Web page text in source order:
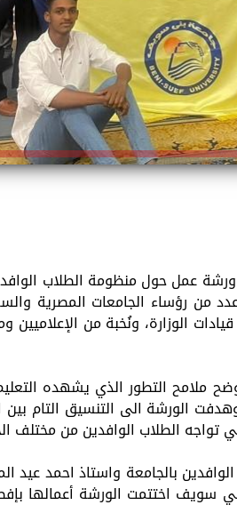
عمل حول منظومة الطلاب
من رؤساء الجامعات المصرية
الوزارة، ونُخبة من
ملامح التطور الذي يشهده
تحقيق رؤية مصر للتنمية المُستدامة ٢٠٣٠، وهدفت الورشة الى
تواجه الطلاب الوافدين من مختلف
بالجامعة واستاذ احمد عيد
سويف اختتمت الورشة أعمالها